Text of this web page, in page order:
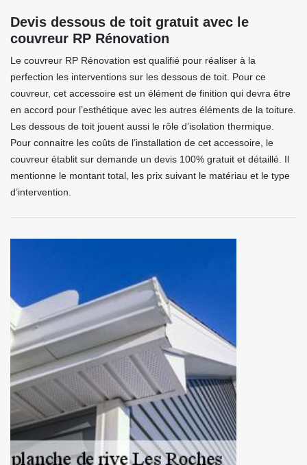
Devis dessous de toit gratuit avec le
couvreur RP Rénovation
Le couvreur RP Rénovation est qualifié pour réaliser à la
perfection les interventions sur les dessous de toit. Pour ce
couvreur, cet accessoire est un élément de finition qui devra être
en accord pour l’esthétique avec les autres éléments de la toiture.
Les dessous de toit jouent aussi le rôle d’isolation thermique.
Pour connaitre les coûts de l’installation de cet accessoire, le
couvreur établit sur demande un devis 100% gratuit et détaillé. Il
mentionne le montant total, les prix suivant le matériau et le type
d’intervention.